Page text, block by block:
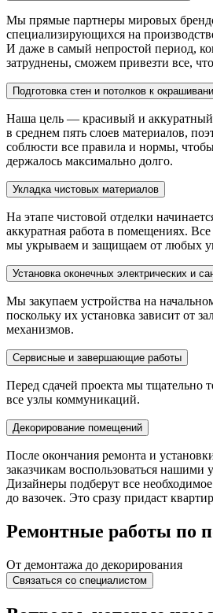
Мы прямые партнеры мировых
специализирующихся на
И даже в самый непростой период,
затруднены, сможем привезти все,
Подготовка стен и потолков к
Наша цель — красивый и аккуратный
в среднем пять слоев материалов,
соблюсти все правила и нормы,
держалось максимально долго.
Укладка чистовых материалов
На этапе чистовой отделки
аккуратная работа в помещениях.
мы укрываем и защищаем от любых
Мы закупаем устройства на
поскольку их установка зависит от
механизмов.
Сервисные и завершающие работы
Перед сдачей проекта мы тщательно
все узлы коммуникаций.
Декорирование помещений
После окончания ремонта и
заказчикам воспользоваться нашими
Дизайнеры подберут все
до вазочек. Это сразу придаст
Ремонтные работы по
От демонтажа до декорирования
Связаться со специалистом